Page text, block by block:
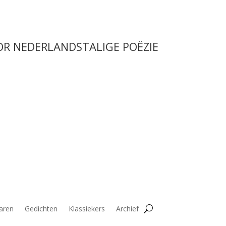
NEDERLANDSTALIGE POËZIE
Gedichten Klassiekers Archief